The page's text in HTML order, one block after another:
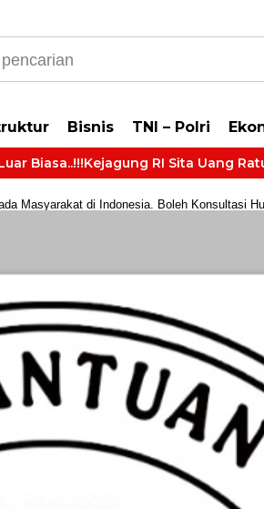
Bisnis TNI – Polri
RI Sita Uang Ratusan
Masyarakat di Indonesia. Boleh Konsultasi